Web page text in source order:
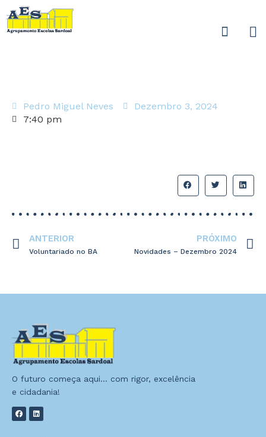
Pedro Miguel Neves
Dezembro 3, 2024
7:40 pm
ANTERIOR
Voluntariado no BA
PRÓXIMO
Novidades – Dezembro 2024
O futuro começa aqui… com rigor, excelência
e cidadania!